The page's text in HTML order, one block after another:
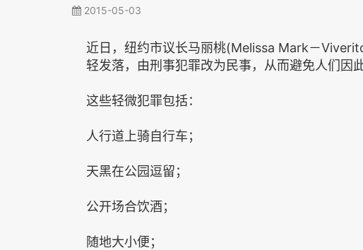
2015-05-03
近日，纽约市议长马丽桃(Melissa Mark－
轻发落，由刑事犯罪改为民事，从而避免人们因
这些轻微犯罪包括：
人行道上骑自行车；
天黑在公园逗留；
公开场合饮酒；
随地大小便；